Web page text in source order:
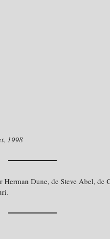
1998
Dune, de Steve Abel, de